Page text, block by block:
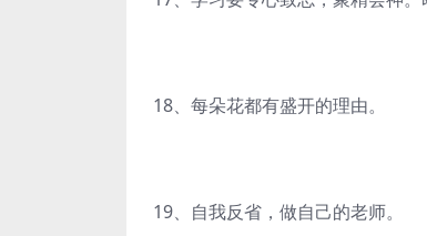
18、每朵花都有盛开的理由。
19、自我反省，做自己的老师。